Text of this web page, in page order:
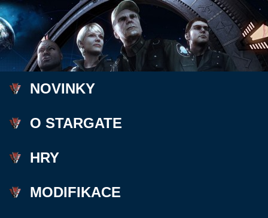
NOVINKY
O STARGATE
HRY
MODIFIKACE